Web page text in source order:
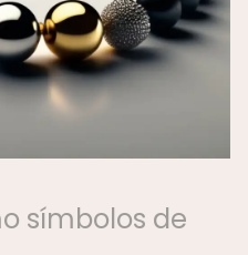
símbolos de